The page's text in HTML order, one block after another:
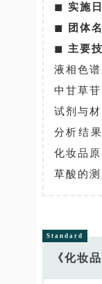
◼ 实施
◼
团体
◼
主要
液相色
中甘草
试剂与
分析结
化妆品
草酸的测
Standard
《化妆